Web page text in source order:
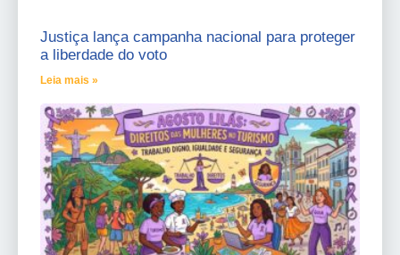
Justiça lança campanha nacional para proteger
a liberdade do voto
Leia mais »